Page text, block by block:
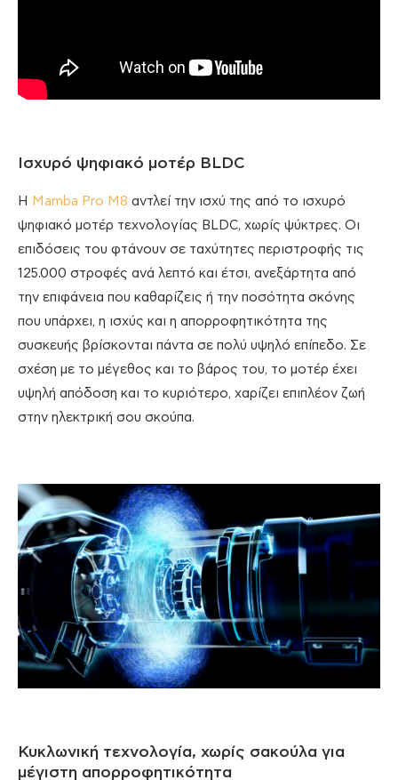
Ισχυρό ψηφιακό μοτέρ BLDC
Η Mamba Pro M8 αντλεί την ισχύ της από το ισχυρό
ψηφιακό μοτέρ τεχνολογίας BLDC, χωρίς ψύκτρες. Οι
επιδόσεις του φτάνουν σε ταχύτητες περιστροφής τις
125.000 στροφές ανά λεπτό και έτσι, ανεξάρτητα από
την επιφάνεια που καθαρίζεις ή την ποσότητα σκόνης
που υπάρχει, η ισχύς και η απορροφητικότητα της
συσκευής βρίσκονται πάντα σε πολύ υψηλό επίπεδο. Σε
σχέση με το μέγεθος και το βάρος του, το μοτέρ έχει
υψηλή απόδοση και το κυριότερο, χαρίζει επιπλέον ζωή
στην ηλεκτρική σου σκούπα.
Κυκλωνική τεχνολογία, χωρίς σακούλα για
μέγιστη απορροφητικότητα